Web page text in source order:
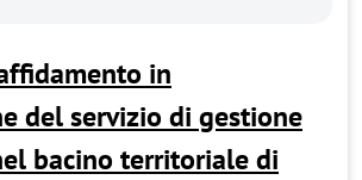
in
del servizio di gestione
bacino territoriale di